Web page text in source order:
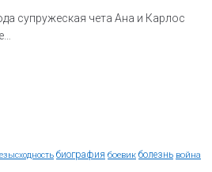
супружеская чета Ана и Карлос
биография боевик болезнь война